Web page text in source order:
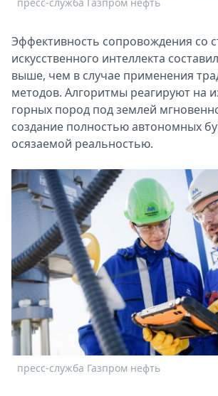
Выборы
2026
Скачай
Metro
Эффективность сопровождения со
искусственного интеллекта
выше, чем в случае применения
методов. Алгоритмы реагируют на
горных пород под землей
создание полностью автономных
осязаемой реальностью.
пресс-служба Газпром нефть